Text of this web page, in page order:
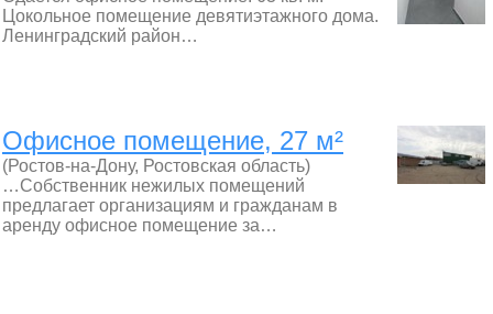
Цокольное помещение девятиэтажного дома.
Ленинградский район…
Офисное помещение, 27 м²
(Ростов-на-Дону, Ростовская область)
…Собственник нежилых помещений
предлагает организациям и гражданам в
аренду офисное помещение за…